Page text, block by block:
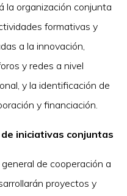
la organización conjunta
formativas y
a la innovación,
y redes a nivel
y la identificación de
y financiación.
iniciativas conjuntas
de cooperación a
proyectos y